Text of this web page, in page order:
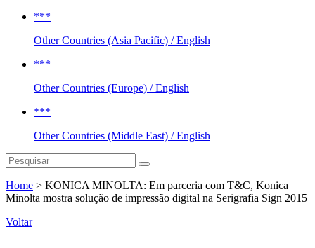
***
Other Countries (Asia Pacific) / English
***
Other Countries (Europe) / English
***
Other Countries (Middle East) / English
Home > KONICA MINOLTA: Em parceria com T&C, Konica
Minolta mostra solução de impressão digital na Serigrafia Sign 2015
Voltar